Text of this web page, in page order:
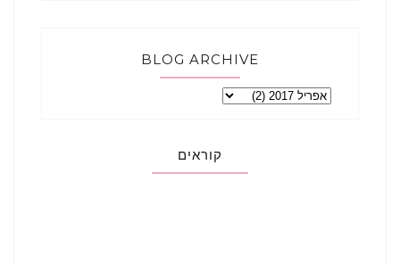
BLOG ARCHIVE
קוראים